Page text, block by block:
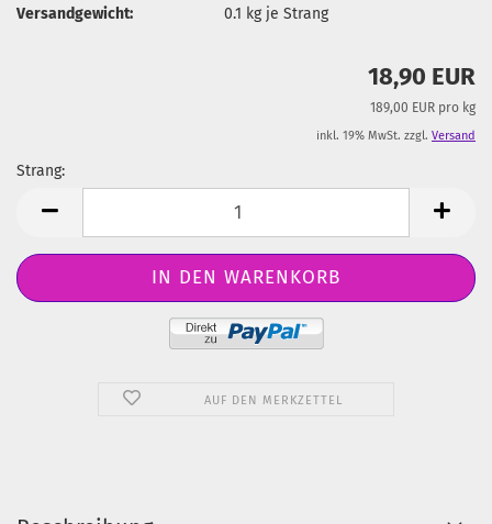
Versandgewicht:
0.1 kg je Strang
18,90 EUR
189,00 EUR pro kg
inkl. 19% MwSt. zzgl. Versand
Strang:
AUF DEN MERKZETTEL